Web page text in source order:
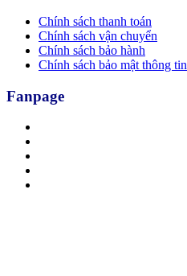
Chính sách thanh toán
Chính sách vận chuyển
Chính sách bảo hành
Chính sách bảo mật thông tin
Fanpage